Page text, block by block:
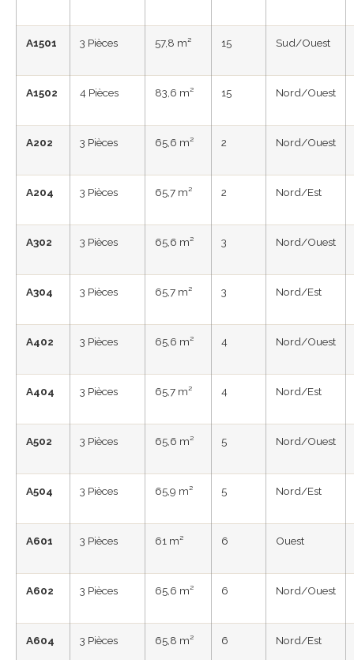
A1501 3 Pièces 57,8 m² 15 Sud/Ouest
A1502 4 Pièces 83,6 m² 15 Nord/Ouest
A202 3 Pièces 65,6 m² 2 Nord/Ouest
A204 3 Pièces 65,7 m² 2 Nord/Est
A302 3 Pièces 65,6 m² 3 Nord/Ouest
A304 3 Pièces 65,7 m² 3 Nord/Est
A402 3 Pièces 65,6 m² 4 Nord/Ouest
A404 3 Pièces 65,7 m² 4 Nord/Est
A502 3 Pièces 65,6 m² 5 Nord/Ouest
A504 3 Pièces 65,9 m² 5 Nord/Est
A601 3 Pièces 61 m² 6 Ouest
A602 3 Pièces 65,6 m² 6 Nord/Ouest
A604 3 Pièces 65,8 m² 6 Nord/Est